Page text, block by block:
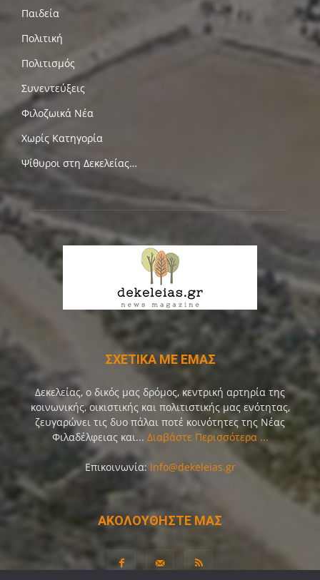
Παιδεία
Πολιτική
Πολιτισμός
Συνεντεύξεις
Φιλοζωικά Νέα
Χωρίς Κατηγορία
Ψίθυροι στη Δεκελείας…
ΣΧΕΤΙΚΑ ΜΕ ΕΜΑΣ
Δεκελείας, ο δικός μας δρόμος, κεντρική αρτηρία της
κοινωνικής, οικιστικής και πολιτιστικής μας ενότητας,
ζευγαρώνει τις δυο πάλαι ποτέ κοινότητες της Νέας
Φιλαδέλφειας και... Διαβάστε Περισσότερα ...
Επικοινωνία: info@dekeleias.gr
ΑΚΟΛΟΥΘΗΣΤΕ ΜΑΣ